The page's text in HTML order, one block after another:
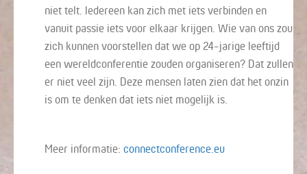
niet telt. Iedereen kan zich met iets verbinden en
vanuit passie iets voor elkaar krijgen. Wie van ons zou
zich kunnen voorstellen dat we op 24-jarige leeftijd
een wereldconferentie zouden organiseren? Dat zullen
er niet veel zijn. Deze mensen laten zien dat het onzin
is om te denken dat iets niet mogelijk is.
Meer informatie: connectconference.eu